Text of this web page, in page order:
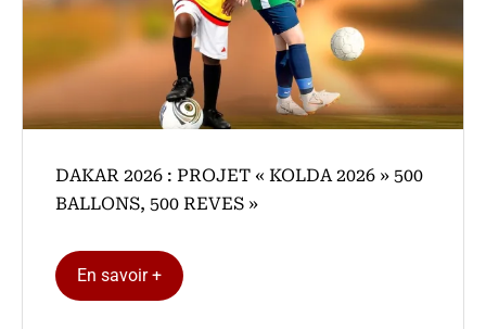
DAKAR 2026 : PROJET « KOLDA 2026 » 500
BALLONS, 500 REVES »
En savoir +